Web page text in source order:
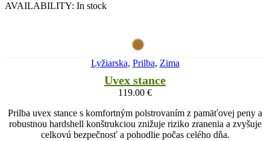
AVAILABILITY: In stock
Lyžiarska, Prilba, Zima
Uvex stance
119.00 €
Prilba uvex stance s komfortným polstrovaním z pamäťovej peny a
robustnou hardshell konštrukciou znižuje riziko zranenia a zvyšuje
celkovú bezpečnosť a pohodlie počas celého dňa.